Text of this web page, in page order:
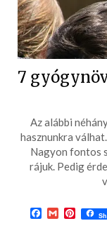
7
Az alábbi
hasznunkra
Nagyon fontos
rájuk. Pedig
Facebook
Gmail